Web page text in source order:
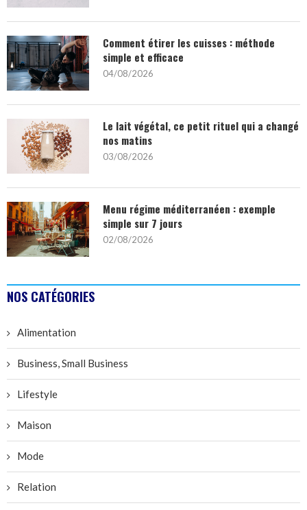
Comment étirer les cuisses : méthode
simple et efficace
04/08/2026
Le lait végétal, ce petit rituel qui a changé
nos matins
03/08/2026
Menu régime méditerranéen : exemple
simple sur 7 jours
02/08/2026
NOS CATÉGORIES
Alimentation
Business, Small Business
Lifestyle
Maison
Mode
Relation